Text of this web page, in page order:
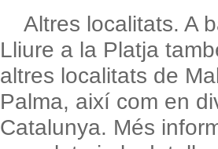
Altres localitats. A
Lliure a la Platja
altres localitats de
Palma, així com en
Catalunya. Més